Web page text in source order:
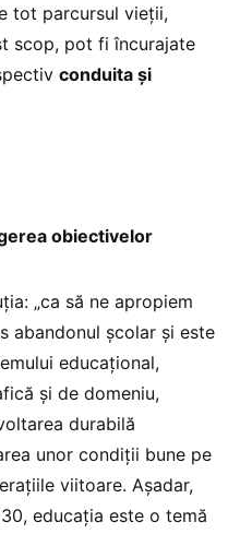
tot parcursul vieţii,
scop, pot fi încurajate
conduita şi
obiectivelor
„ca să ne apropiem
abandonul şcolar şi este
educațional,
şi de domeniu,
durabilă
unor condiţii bune pe
viitoare. Aşadar,
educația este o temă